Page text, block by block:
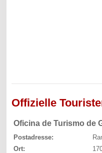
Offizielle
Oficina de Turismo de
Postadresse:
Ort: